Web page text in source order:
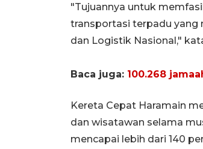
"Tujuannya untuk
transportasi terpadu yang
dan Logistik Nasional,"
Baca juga: 100.268
Kereta Cepat Haramain
dan wisatawan selama
mencapai lebih dari 140